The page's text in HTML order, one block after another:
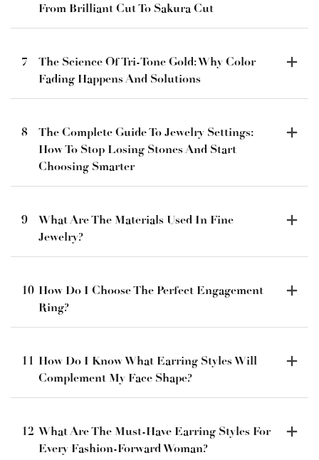
From Brilliant Cut To Sakura Cut
7
The Science Of Tri-Tone Gold: Why Color
Fading Happens And Solutions
8
The Complete Guide To Jewelry Settings:
How To Stop Losing Stones And Start
Choosing Smarter
9
What Are The Materials Used In Fine
Jewelry?
10 How Do I Choose The Perfect Engagement
Ring?
11 How Do I Know What Earring Styles Will
Complement My Face Shape?
12 What Are The Must-Have Earring Styles For
Every Fashion-Forward Woman?